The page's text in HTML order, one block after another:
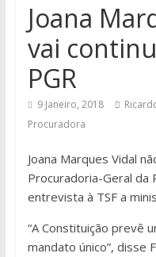
Joana
vai
PGR
9 Janeiro, 2018
Procuradora
Joana Marques Vidal
Procuradoria-Geral da
entrevista à TSF a
“A Constituição prevê
mandato único”, disse